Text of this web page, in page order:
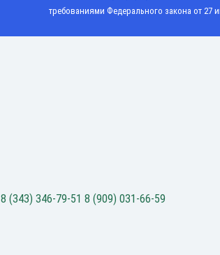
требованиями Федерального закона от
8 (343) 346-79-51 8 (909) 031-66-59